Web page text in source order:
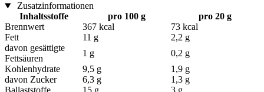
Zusatzinformationen
Inhaltsstoffe
pro 100 g
pro 20 g
Brennwert
367 kcal
73 kcal
Fett
11 g
2,2 g
davon gesättigte
Fettsäuren
1 g
0,2 g
Kohlenhydrate
9,5 g
1,9 g
davon Zucker
6,3 g
1,3 g